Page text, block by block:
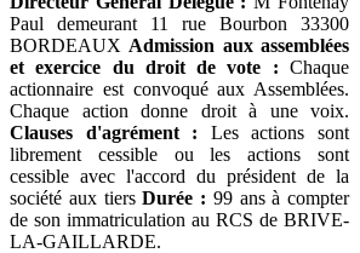
Paul demeurant 11 rue Bourbon 33300
BORDEAUX Admission aux assemblées
et exercice du droit de vote : Chaque
actionnaire est convoqué aux Assemblées.
Chaque action donne droit à une voix.
Clauses d'agrément : Les actions sont
librement cessible ou les actions sont
cessible avec l'accord du président de la
société aux tiersDurée : 99 ans à compter
de son immatriculation au RCS de BRIVE-
LA-GAILLARDE.